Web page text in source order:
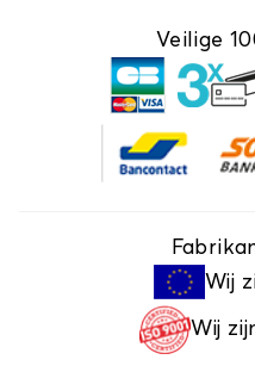
Veilige
Wij
Wij